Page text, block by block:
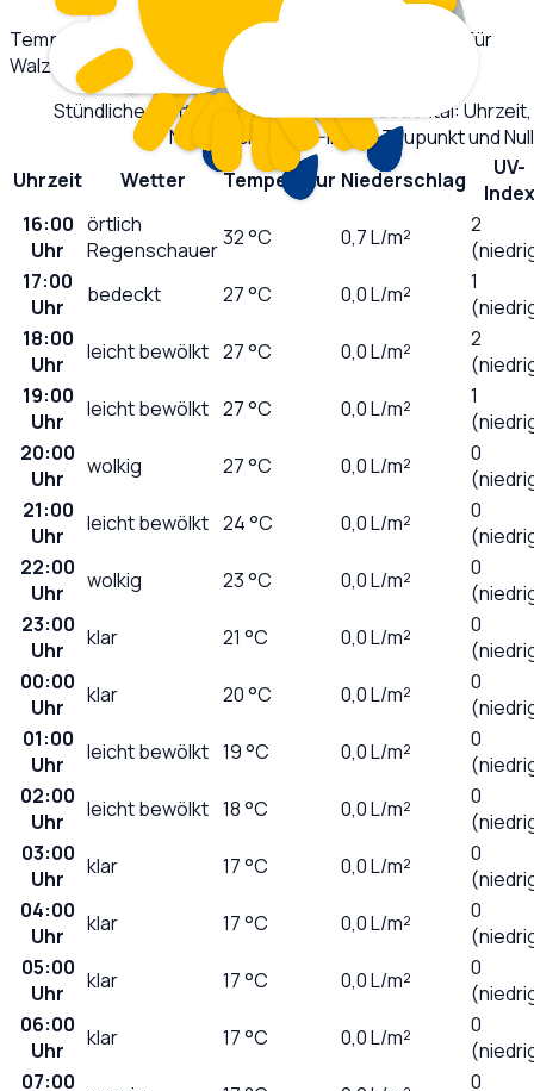
Temperatur und Niederschlag im stündlichen Verlauf für
Walzbachtal
Stündliche Wettervorhersage fürWalzbachtal:
Niederschlag, UV-Index, Taupunkt und
Uhrzeit
Wetter Temperatur Niederschlag
UV-
Index
16:00
Uhr
örtlich
Regenschauer32°C 0,7L/m²
2
17:00
Uhr
bedeckt 27°C 0,0L/m²
1
18:00
Uhr
leicht bewölkt 27°C 0,0L/m²
2
19:00
Uhr
leicht bewölkt 27°C 0,0L/m²
1
20:00
Uhr
wolkig 27°C 0,0L/m²
0
21:00
Uhr
leicht bewölkt 24°C 0,0L/m²
0
22:00
Uhr
wolkig 23°C 0,0L/m²
0
23:00
Uhr
klar 21 °C 0,0L/m²
0
00:00
Uhr
klar 20°C 0,0L/m²
0
01:00
Uhr
leicht bewölkt 19°C 0,0L/m²
0
02:00
Uhr
leicht bewölkt 18°C 0,0L/m²
0
03:00
Uhr
klar 17°C 0,0L/m²
0
04:00
Uhr
klar 17°C 0,0L/m²
0
05:00
Uhr
klar 17°C 0,0L/m²
0
06:00
Uhr
klar 17°C 0,0L/m²
0
07:00
0